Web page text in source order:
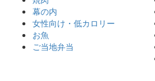
幕の内
女性向け・低カロリー
お魚
ご当地弁当